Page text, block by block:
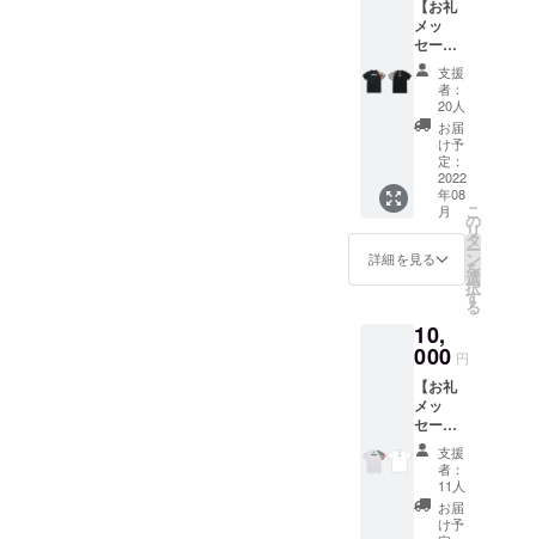
礼の動
画メッ
セージ
及び、
VRAVO
2022公
式Tシャ
（Desig
ned by
KOHEI
YANAG
ISAWA
BLACK
せてい
ただき
ます。
【お礼
メッ
セージ
動画+ご
指名講
師サイ
ン入り
2022公
式Tシャ
（Desig
ned by
KOHEI
YANAG
ISAWA
）
】 プロ
ジェク
ト終了
後、講
師陣に
よる御
礼の動
画メッ
セージ
及び、
VRAVO
支援
者：
20人
お届
け予
定：
2022
年08
月
詳細を見る
こ
の
リ
タ
ー
ン
を
選
択
す
る
10,
000 円
【お礼
メッ
セージ
動画+ご
指名講
師サイ
ン入り
2022公
支援
者：
11人
お届
け予